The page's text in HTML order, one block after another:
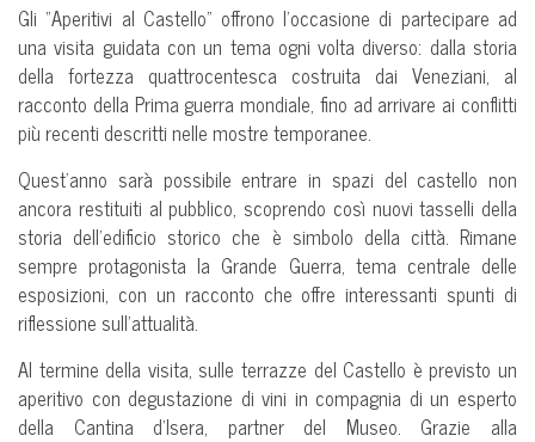
Gli “Aperitivi al Castello” offrono l’occasione di partecipare ad
una visita guidata con un tema ogni volta diverso: dalla storia
della fortezza quattrocentesca costruita dai Veneziani, al
racconto della Prima guerra mondiale, fino ad arrivare ai conflitti
più recenti descritti nelle mostre temporanee.
Quest’anno sarà possibile entrare in spazi del castello non
ancora restituiti al pubblico, scoprendo così nuovi tasselli della
storia dell’edificio storico che è simbolo della città. Rimane
sempre protagonista la Grande Guerra, tema centrale delle
esposizioni, con un racconto che offre interessanti spunti di
riflessione sull’attualità.
Al termine della visita, sulle terrazze del Castello è previsto un
aperitivo con degustazione di vini in compagnia di un esperto
della Cantina d’Isera, partner del Museo. Grazie alla